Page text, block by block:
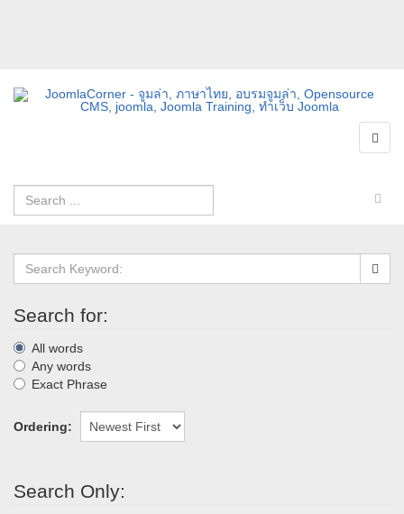
Search for:
All words
Any words
Exact Phrase
Ordering:
Search Only: